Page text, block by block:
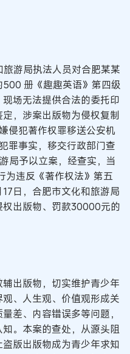
游局执法人员对合肥某某
册《趣趣英语》第四级
场无法提供合法的委托印
，涉案出版物为侵权复制
侵犯著作权罪移送公安机
罪事实，移交行政部门查
局予以立案，经查实，当
为违反《著作权法》第五
日，合肥市文化和旅游局
出版物、罚款30000元的
出版物，切实维护青少年
、人生观、价值观形成关
差、内容错误多等问题，
。本案的查处，从源头阻
版出版物成为青少年求知